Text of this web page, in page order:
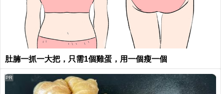
肚腩一抓一大把，只需1個雞蛋，用一個瘦一個
PR